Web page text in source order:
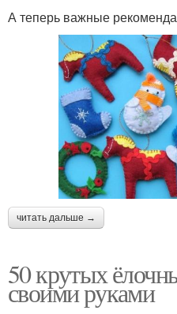
А теперь важные
читать дальше →
50 крутых
своими руками